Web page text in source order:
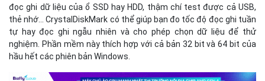
đọc ghi dữ liệu của ổ SSD hay HDD, thậm chí test được cả USB,
thẻ nhớ... CrystalDiskMark có thể giúp bạn đo tốc độ đọc ghi tuần
tự hay đọc ghi ngẫu nhiên và cho phép chọn dữ liệu để thử
nghiệm. Phần mềm này thích hợp với cả bản 32 bit và 64 bit của
hầu hết các phiên bản Windows.